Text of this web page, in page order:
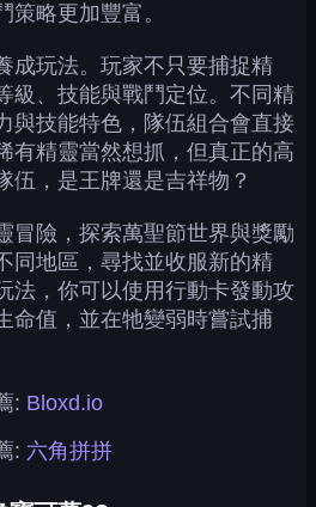
策略更加豐富。
成玩法。玩家不只要捕捉精
級、技能與戰鬥定位。不同精
與技能特色，隊伍組合會直接
有精靈當然想抓，但真正的高
伍，是王牌還是吉祥物？
冒險，探索萬聖節世界與獎勵
同地區，尋找並收服新的精
法，你可以使用行動卡發動攻
命值，並在牠變弱時嘗試捕
: Bloxd.io
: 六角拼拼